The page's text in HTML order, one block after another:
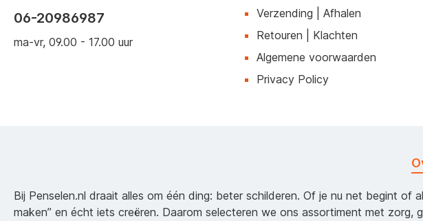
06-20986987
ma-vr, 09.00 - 17.00 uur
Verzending | Afhalen
Retouren | Klachten
Algemene voorwaarden
Privacy Policy
Bij Penselen.nl draait alles om één ding: beter schilderen. Of je nu net begint
maken” en écht iets creëren. Daarom selecteren we ons assortiment met zorg,